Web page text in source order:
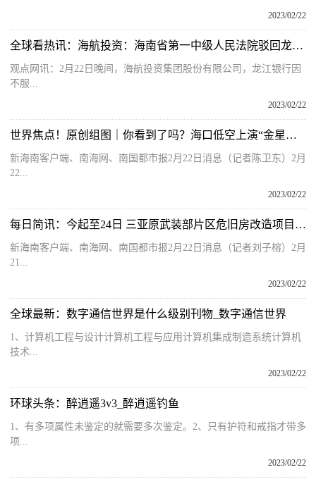
2023/02/22
全球看热讯：海航投资：海南省第一中级人民法院驳回龙江银行申请
观点网讯：2月22日晚间，海航投资集团股份有限公司，龙江银行因
不服...
2023/02/22
世界焦点！原创组图｜你看到了吗？海口低空上演“金星伴月”绝美天象
新海南客户端、南海网、南国都市报2月22日消息（记者陈卫东）2月
22...
2023/02/22
每日简讯：今起至24日 三亚原武装部片区危旧房改造项目非住宅房屋办理回迁安置手续
新海南客户端、南海网、南国都市报2月22日消息（记者刘子榕）2月
21...
2023/02/22
全球最新：数字通信世界是什么级别刊物_数字通信世界
1、计算机工程与设计计算机工程与应用计算机集成制造系统计算机
技术...
2023/02/22
环球头条：醉逍遥3v3_醉逍遥钓鱼
1、有多项属性未鉴定的就需要多次鉴定。2、只有护符和戒指才带多
项...
2023/02/22